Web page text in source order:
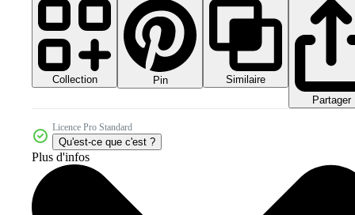
Collection Pin
Similaire
Partager
Licence Pro Standard
Qu'est-ce que c'est ?
Plus d'infos